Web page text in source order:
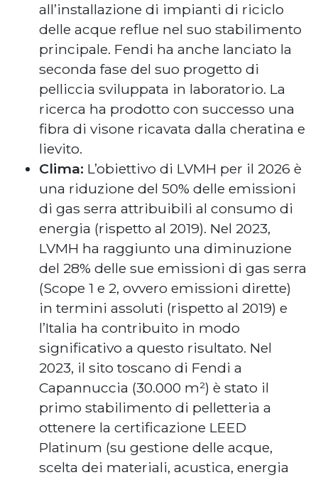
all’installazione di impianti di riciclo
delle acque reflue nel suo stabilimento
principale. Fendi ha anche lanciato la
seconda fase del suo progetto di
pelliccia sviluppata in laboratorio. La
ricerca ha prodotto con successo una
fibra di visone ricavata dalla cheratina e
lievito.
Clima: L’obiettivo di LVMH per il 2026 è
una riduzione del 50% delle emissioni
di gas serra attribuibili al consumo di
energia (rispetto al 2019). Nel 2023,
LVMH ha raggiunto una diminuzione
del 28% delle sue emissioni di gas serra
(Scope 1 e 2, ovvero emissioni dirette)
in termini assoluti (rispetto al 2019) e
l’Italia ha contribuito in modo
significativo a questo risultato. Nel
2023, il sito toscano di Fendi a
Capannuccia (30.000 m²) è stato il
primo stabilimento di pelletteria a
ottenere la certificazione LEED
Platinum (su gestione delle acque,
scelta dei materiali, acustica, energia